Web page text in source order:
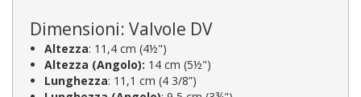
Dimensioni: Valvole DV
Altezza: 11,4 cm (4½")
Altezza (Angolo): 14 cm (5½")
Lunghezza: 11,1 cm (4 3/8”)